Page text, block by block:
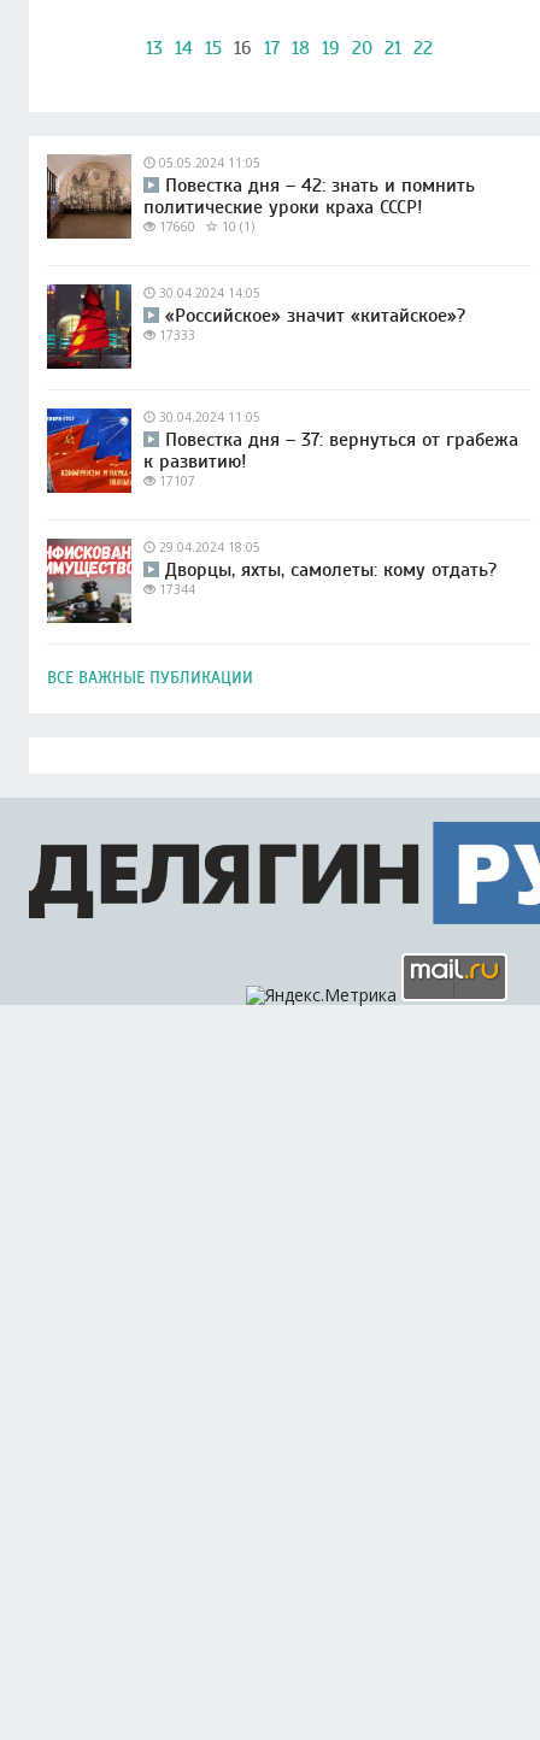
13 14 15 16 17 18 19 20 21 22
05.05.2024 11:05
Повестка дня – 42: знать и помнить
политические уроки краха СССР!
17660 10 (1)
30.04.2024 14:05
«Российское» значит «китайское»?
17333
30.04.2024 11:05
Повестка дня – 37: вернуться от грабежа
к развитию!
17107
29.04.2024 18:05
Дворцы, яхты, самолеты: кому отдать?
17344
ВСЕ ВАЖНЫЕ ПУБЛИКАЦИИ